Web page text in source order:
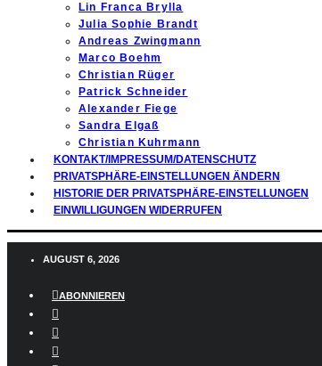
Lin Franca Brylla
Julia Sophie Brandt
Andreas Zwingmann
Marco Boehm
Christian Rüger
Patrick Schneider
Alexander Fiege
Sandra Elgaß
Christian Kuhrmann
KONTAKT/IMPRESSUM/DATENSCHUTZ
PRIVATSPHÄRE-EINSTELLUNGEN ÄNDERN
HISTORIE DER PRIVATSPHÄRE-EINSTELLUNGEN
EINWILLIGUNGEN WIDERRUFEN
AUGUST 6, 2026
ABONNIEREN